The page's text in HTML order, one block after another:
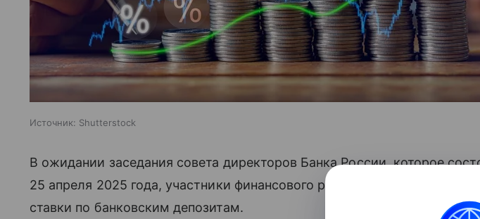
Источник: Shutterstock
В ожидании заседания совета директоров Банка России, которое
25 апреля 2025 года, участники финансового рынка постепенно
ставки по банковским депозитам.